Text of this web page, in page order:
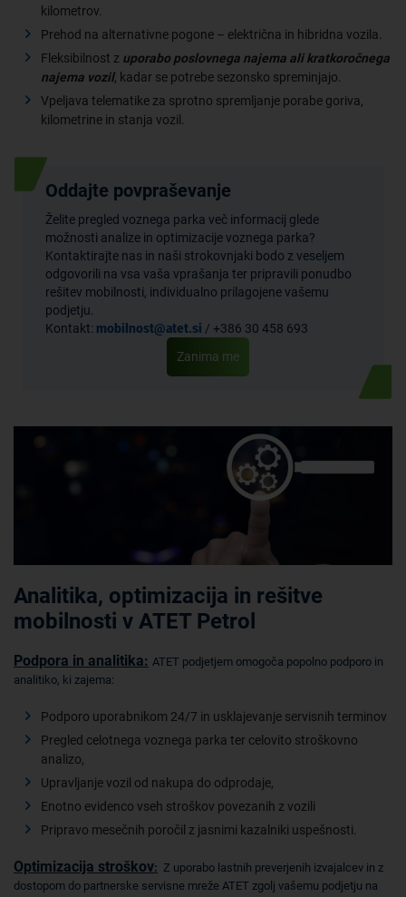
kilometrov.
Prehod na alternativne pogone – električna in hibridna vozila.
Fleksibilnost z uporabo poslovnega najema ali kratkoročnega
najema vozil, kadar se potrebe sezonsko spreminjajo.
Vpeljava telematike za sprotno spremljanje porabe goriva,
kilometrine in stanja vozil.
Oddajte povpraševanje
Želite pregled voznega parka več informacij glede
možnosti analize in optimizacije voznega parka?
Kontaktirajte nas in naši strokovnjaki bodo z veseljem
odgovorili na vsa vaša vprašanja ter pripravili ponudbo
rešitev mobilnosti, individualno prilagojene vašemu
podjetju.
Kontakt: mobilnost@atet.si / +386 30 458 693
Zanima me
Analitika, optimizacija in rešitve
mobilnosti v ATET Petrol
Podpora in analitika: ATET podjetjem omogoča popolno podporo in
analitiko, ki zajema:
Podporo uporabnikom 24/7 in usklajevanje servisnih terminov
Pregled celotnega voznega parka ter celovito stroškovno
analizo,
Upravljanje vozil od nakupa do odprodaje,
Enotno evidenco vseh stroškov povezanih z vozili
Pripravo mesečnih poročil z jasnimi kazalniki uspešnosti.
Optimizacija stroškov: Z uporabo lastnih preverjenih izvajalcev in z
dostopom do partnerske servisne mreže ATET zgolj vašemu podjetju na